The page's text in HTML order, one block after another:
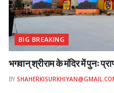
BIG BREAKING
भगवान् श्रीराम के मंदिर में पुनः
BY